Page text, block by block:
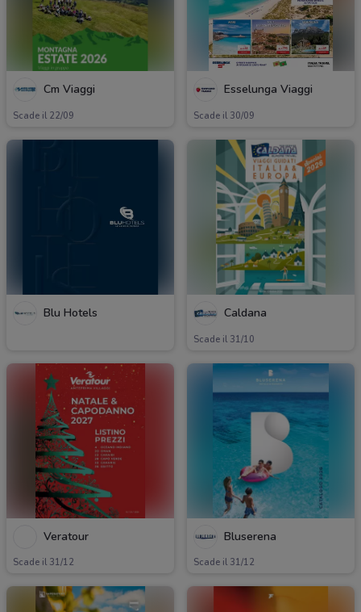
Cm Viaggi
Scade il 22/09
Esselunga Viaggi
Scade il 30/09
Blu Hotels Caldana
Scade il 31/10
Veratour
Scade il 31/12
Bluserena
Scade il 31/12